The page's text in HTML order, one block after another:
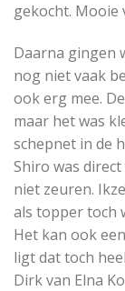
gekocht. Mooie
Daarna gingen
nog niet vaak
ook erg mee.
maar het was
schepnet in de
Shiro was
niet zeuren.
als topper toch
Het kan ook
ligt dat toch
Dirk van Elna